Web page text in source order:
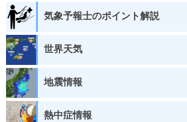
気象予報士のポイント解説
世界天気
地震情報
熱中症情報